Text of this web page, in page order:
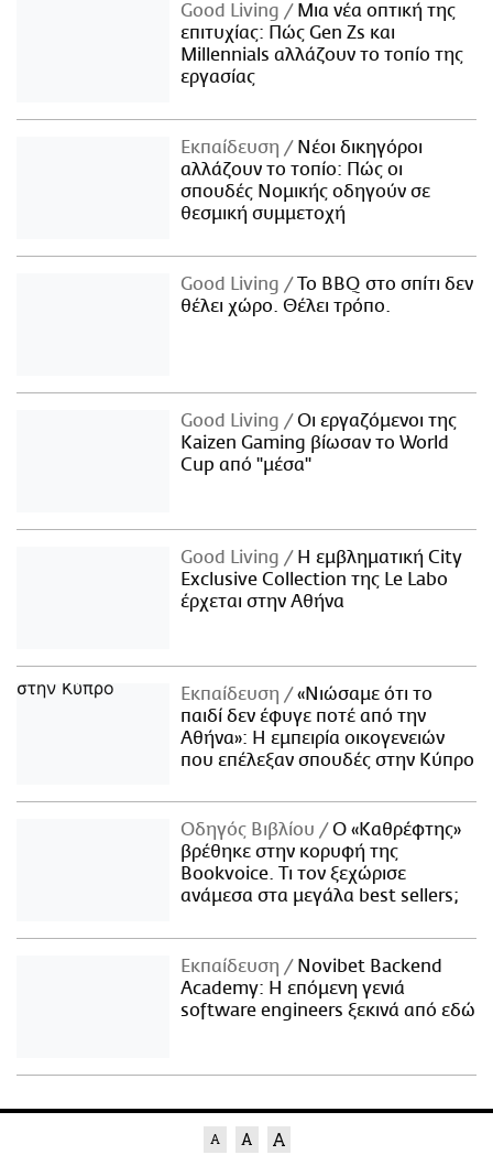
Good Living
Μια νέα οπτική της
επιτυχίας: Πώς Gen Zs και
Millennials αλλάζουν το τοπίο της
εργασίας
Εκπαίδευση
Νέοι δικηγόροι
αλλάζουν το τοπίο: Πώς οι
σπουδές Νομικής οδηγούν σε
θεσμική συμμετοχή
Good Living
Το BBQ στο σπίτι δεν
θέλει χώρο. Θέλει τρόπο.
Good Living
Οι εργαζόμενοι της
Kaizen Gaming βίωσαν το World
Cup από "μέσα"
Good Living
Η εμβληματική City
Exclusive Collection της Le Labo
έρχεται στην Αθήνα
Εκπαίδευση
«Νιώσαμε ότι το
παιδί δεν έφυγε ποτέ από την
Αθήνα»: Η εμπειρία οικογενειών
που επέλεξαν σπουδές στην Κύπρο
Οδηγός Βιβλίου
Ο «Καθρέφτης»
βρέθηκε στην κορυφή της
Bookvoice. Τι τον ξεχώρισε
ανάμεσα στα μεγάλα best sellers;
Εκπαίδευση
Novibet Backend
Academy: Η επόμενη γενιά
software engineers ξεκινά από εδώ